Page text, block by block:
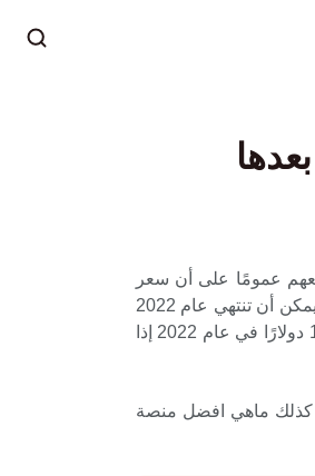
معهم عمومًا على أن سعر
الايثيريوم يمكن أن يكسر مرة أخرى حاجز 4000 دولار في عام 2022، و اكثر على المدى الطويل. توقع منفذ الأخبار المشفرة Coinpedia أن ETH يمكن أن تنتهي عام 2022
بين 6500 دولار و 7500 دولار إذا استمر نفس الارتفاع الصعودي الذي بدأ في منتصف عام 2021. تتوقع Coinpedia سعرًا أعلى يصل إلى 12،962.33 دولارًا في عام 2022 إذا
؟ كذلك ماهي افضل منصة